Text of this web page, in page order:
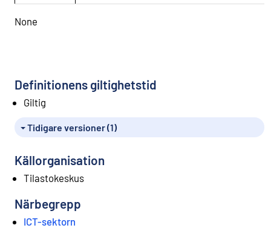
None
Definitionens giltighetstid
Giltig
Tidigare versioner (1)
Källorganisation
Tilastokeskus
Närbegrepp
ICT-sektorn